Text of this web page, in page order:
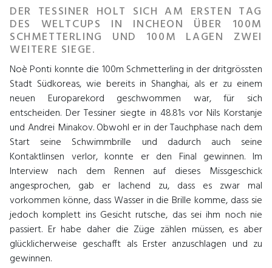
DER TESSINER HOLT SICH AM ERSTEN TAG
DES WELTCUPS IN INCHEON ÜBER 100M
SCHMETTERLING UND 100M LAGEN ZWEI
WEITERE SIEGE.
Noè Ponti konnte die 100m Schmetterling in der dritgrössten
Stadt Südkoreas, wie bereits in Shanghai, als er zu einem
neuen Europarekord geschwommen war, für sich
entscheiden. Der Tessiner siegte in 48.81s vor Nils Korstanje
und Andrei Minakov. Obwohl er in der Tauchphase nach dem
Start seine Schwimmbrille und dadurch auch seine
Kontaktlinsen verlor, konnte er den Final gewinnen. Im
Interview nach dem Rennen auf dieses Missgeschick
angesprochen, gab er lachend zu, dass es zwar mal
vorkommen könne, dass Wasser in die Brille komme, dass sie
jedoch komplett ins Gesicht rutsche, das sei ihm noch nie
passiert. Er habe daher die Züge zählen müssen, es aber
glücklicherweise geschafft als Erster anzuschlagen und zu
gewinnen.